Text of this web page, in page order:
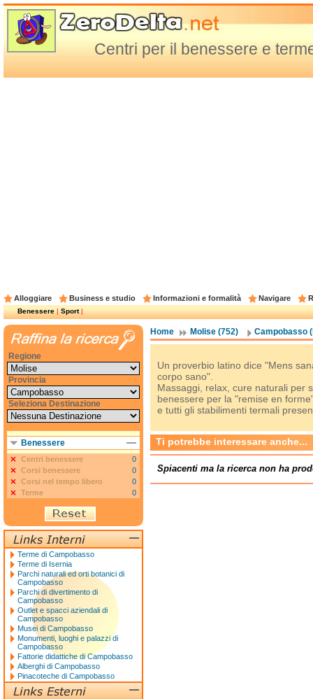
Centri per il benessere e
Alloggiare Business e studio Informazioni e formalità Navigare
Benessere|Sport|
Home Molise (752) Campobasso
Un proverbio latino dice "Mens
corpo sano".
Massaggi, relax, cure naturali per
benessere per la "remise en
e tutti gli stabilimenti termali
Ti potrebbe interessare anche...
Spiacenti ma la ricerca non ha
Regione
Provincia
Seleziona Destinazione
Benessere
Centri benessere
0
Corsi benessere
0
Corsi nel tempo libero
0
Terme
0
Terme di Campobasso
Terme di Isernia
Parchi naturali ed orti botanici di
Campobasso
Parchi di divertimento di
Campobasso
Outlet e spacci aziendali di
Campobasso
Musei di Campobasso
Monumenti, luoghi e palazzi di
Campobasso
Fattorie didattiche di Campobasso
Alberghi di Campobasso
Pinacoteche di Campobasso